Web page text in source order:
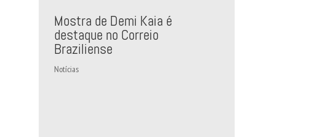
Mostra de Demi Kaia é
destaque no Correio
Braziliense
Notícias